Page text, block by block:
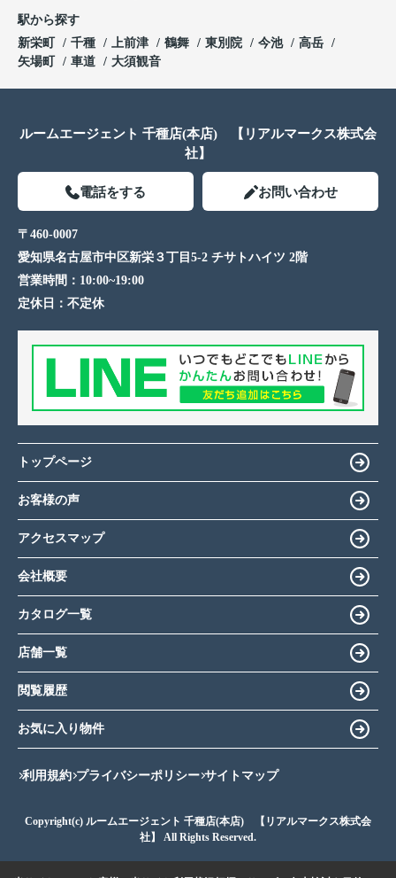
駅から探す
新栄町
千種 上前津 鶴舞 東別院 今池
高岳
矢場町
車道 大須観音
ルームエージェント 千種店(本店) 【リアルマークス株式会
社】
電話をする お問い合わせ
〒460-0007
愛知県名古屋市中区新栄３丁目5-2 チサトハイツ 2階
営業時間： 10:00~19:00
定休日： 不定休
トップページ
お客様の声
アクセスマップ
会社概要
カタログ一覧
店舗一覧
閲覧履歴
お気に入り物件
利用規約 プライバシーポリシー サイトマップ
Copyright(c) ルームエージェント 千種店(本店) 【リアルマークス株式会
社】 All Rights Reserved.